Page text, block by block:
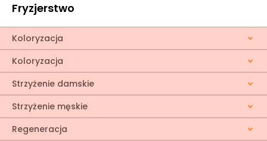
Fryzjerstwo
Koloryzacja
Koloryzacja
Strzyżenie damskie
Strzyżenie męskie
Regeneracja